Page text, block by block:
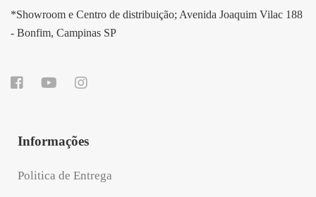
*Showroom e Centro de distribuição; Avenida Joaquim Vilac 188
- Bonfim, Campinas SP
Informações
Politica de Entrega